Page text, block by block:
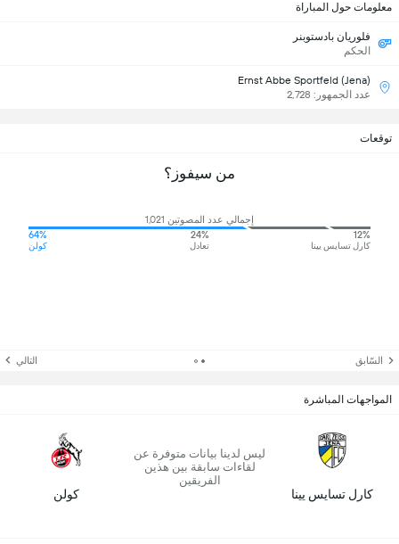
معلومات حول المباراة
فلوريان بادستوبنر
الحكم
Ernst Abbe Sportfeld (Jena)
عدد الجمهور: 2,728
توقعات
من سيفوز؟
إجمالي عدد المصوتين 1,021
12%
كارل تسايس يينا
24%
تعادل
64%
كولن
السّابق التالي
المواجهات المباشرة
كارل تسايس يينا
ليس لدينا بيانات متوفرة عن
لقاءات سابقة بين هذين
الفريقين
كولن